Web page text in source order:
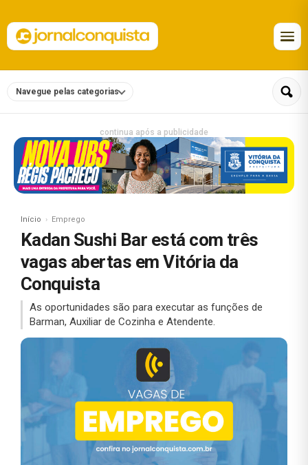
Navegue pelas categorias
continua após a publicidade
Início Emprego
Kadan Sushi Bar está com três
vagas abertas em Vitória da
Conquista
As oportunidades são para executar as funções de
Barman, Auxiliar de Cozinha e Atendente.